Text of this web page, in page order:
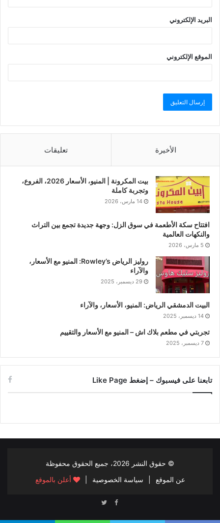
البريد الإلكتروني
الموقع الإلكتروني
الأخيرة تعليقات
بيت المكرونة | المنيو، الأسعار 2026، الفروع،
وتجربة كاملة
14 مارس، 2026
افتتاح سكة الأطعمة في سوق الزل: وجهة جديدة تجمع بين التراث
والنكهات العالمية
5 مارس، 2026
روليز الرياض Rowley’s: المنيو مع الأسعار،
والآراء
29 ديسمبر، 2025
البيت الدمشقي الرياض: المنيو، الأسعار، والآراء
14 ديسمبر، 2025
تجربتي في مطعم بلاك اش – المنيو مع الأسعار والتقييم
7 ديسمبر، 2025
تابعنا على فيسبوك – إضغط Like Page
© حقوق النشر 2026، جميع الحقوق محفوظة
عن الموقع
سياسة الخصوصية أعلن بالموقع